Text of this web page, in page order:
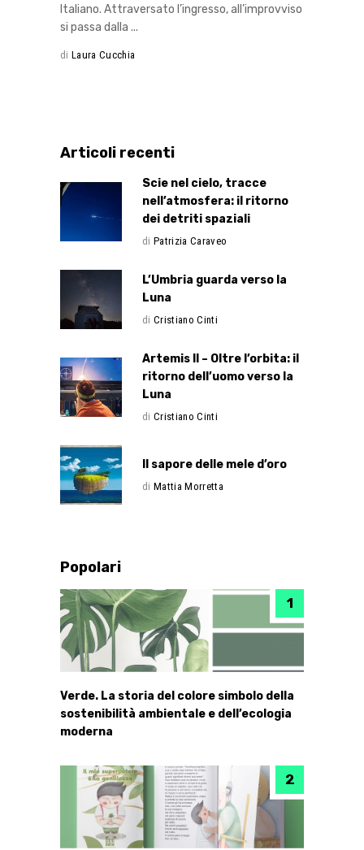
Italiano. Attraversato l’ingresso, all’improvviso
si passa dalla
di Laura Cucchia
Articoli recenti
Scie nel cielo, tracce
nell’atmosfera: il ritorno
dei detriti spaziali
di Patrizia Caraveo
L’Umbria guarda verso la
Luna
di Cristiano Cinti
Artemis II – Oltre l’orbita: il
ritorno dell’uomo verso la
Luna
di Cristiano Cinti
Il sapore delle mele d’oro
di Mattia Morretta
Popolari
Verde. La storia del colore simbolo della
sostenibilità ambientale e dell’ecologia
moderna